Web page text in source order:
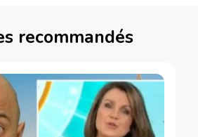
recommandés